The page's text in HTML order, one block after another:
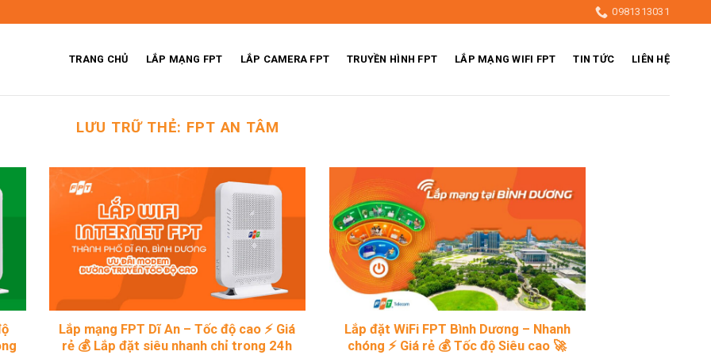
0981313031
TRANG CHỦ LẮP MẠNG FPT LẮP CAMERA FPT TRUYỀN HÌNH FPT LẮP MẠNG WIFI FPT TIN TỨC LIÊN HỆ
LƯU TRỮ THẺ: FPT AN TÂM
Lắp mạng FPT Dĩ An – Tốc độ cao ⚡ Giá
rẻ 💰 Lắp đặt siêu nhanh chỉ trong 24h
Lắp đặt WiFi FPT Bình Dương – Nhanh
chóng ⚡ Giá rẻ 💰 Tốc độ Siêu cao 🚀